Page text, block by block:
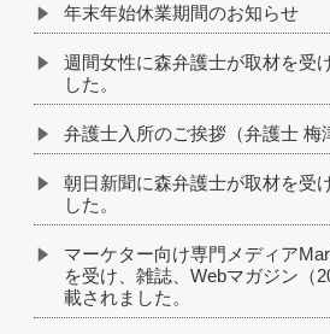
年末年始休業期間のお知らせ
週間女性に森弁護士が取材を受
した。
弁護士入所のご挨拶（弁護士 梅
朝日新聞に森弁護士が取材を受
した。
マーケター向け専門メディア
を受け、雑誌、Webマガジン（
載されました。